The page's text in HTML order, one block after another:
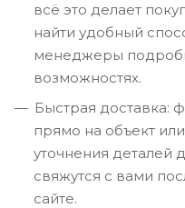
всё это делает
найти удобный
менеджеры
возможностях.
Быстрая доставка:
прямо на объект
уточнения деталей
свяжутся с вами
сайте.